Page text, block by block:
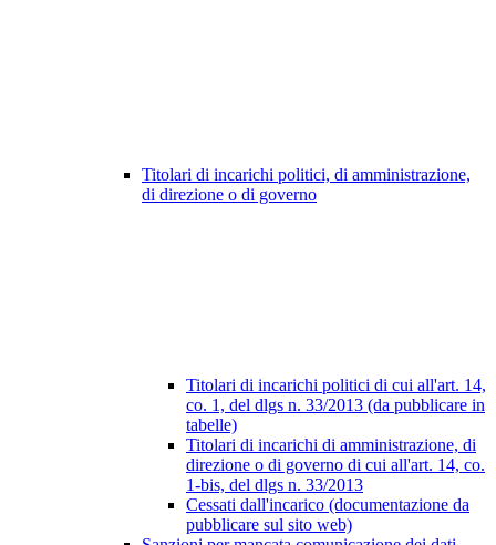
Titolari di incarichi politici, di amministrazione,
di direzione o di governo
Titolari di incarichi politici di cui all'art. 14,
co. 1, del dlgs n. 33/2013 (da pubblicare in
tabelle)
Titolari di incarichi di amministrazione, di
direzione o di governo di cui all'art. 14, co.
1-bis, del dlgs n. 33/2013
Cessati dall'incarico (documentazione da
pubblicare sul sito web)